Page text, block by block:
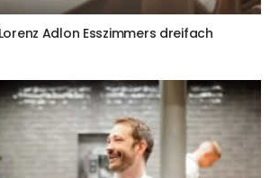
Adlon Esszimmers dreifach